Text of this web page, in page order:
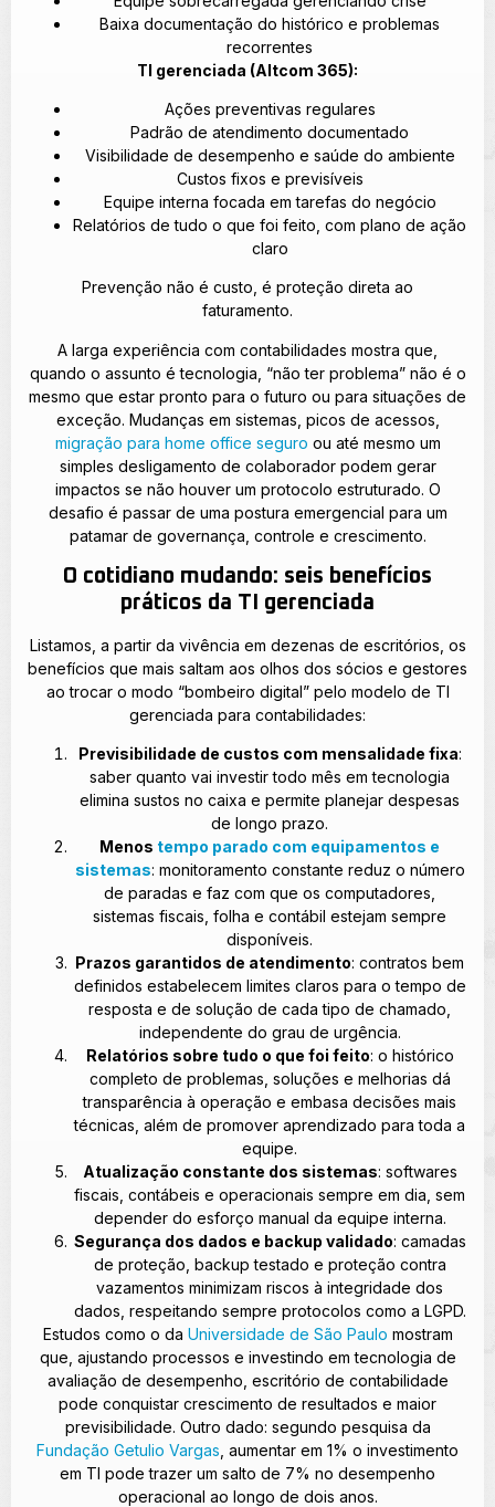
Baixa documentação do histórico e problemas
recorrentes
TI gerenciada (Altcom 365):
Ações preventivas regulares
Padrão de atendimento documentado
Visibilidade de desempenho e saúde do ambiente
Custos fixos e previsíveis
Equipe interna focada em tarefas do negócio
Relatórios de tudo o que foi feito, com plano de ação
claro
Prevenção não é custo, é proteção direta ao
faturamento.
A larga experiência com contabilidades mostra que,
quando o assunto é tecnologia, “não ter problema” não é o
mesmo que estar pronto para o futuro ou para situações de
exceção. Mudanças em sistemas, picos de acessos,
migração para home office seguro ou até mesmo um
simples desligamento de colaborador podem gerar
impactos se não houver um protocolo estruturado. O
desafio é passar de uma postura emergencial para um
patamar de governança, controle e crescimento.
O cotidiano mudando: seis benefícios
práticos da TI gerenciada
Listamos, a partir da vivência em dezenas de escritórios, os
benefícios que mais saltam aos olhos dos sócios e gestores
ao trocar o modo “bombeiro digital” pelo modelo de TI
gerenciada para contabilidades:
Previsibilidade de custos com mensalidade fixa:
saber quanto vai investir todo mês em tecnologia
elimina sustos no caixa e permite planejar despesas
de longo prazo.
Menos tempo parado com equipamentos e
sistemas: monitoramento constante reduz o número
de paradas e faz com que os computadores,
sistemas fiscais, folha e contábil estejam sempre
disponíveis.
Prazos garantidos de atendimento: contratos bem
definidos estabelecem limites claros para o tempo de
resposta e de solução de cada tipo de chamado,
independente do grau de urgência.
Relatórios sobre tudo o que foi feito: o histórico
completo de problemas, soluções e melhorias dá
transparência à operação e embasa decisões mais
técnicas, além de promover aprendizado para toda a
equipe.
Atualização constante dos sistemas: softwares
fiscais, contábeis e operacionais sempre em dia, sem
depender do esforço manual da equipe interna.
Segurança dos dados e backup validado: camadas
de proteção, backup testado e proteção contra
vazamentos minimizam riscos à integridade dos
dados, respeitando sempre protocolos como a LGPD.
Estudos como o da Universidade de São Paulo mostram
que, ajustando processos e investindo em tecnologia de
avaliação de desempenho, escritório de contabilidade
pode conquistar crescimento de resultados e maior
previsibilidade. Outro dado: segundo pesquisa da
Fundação Getulio Vargas, aumentar em 1% o investimento
em TI pode trazer um salto de 7% no desempenho
operacional ao longo de dois anos.